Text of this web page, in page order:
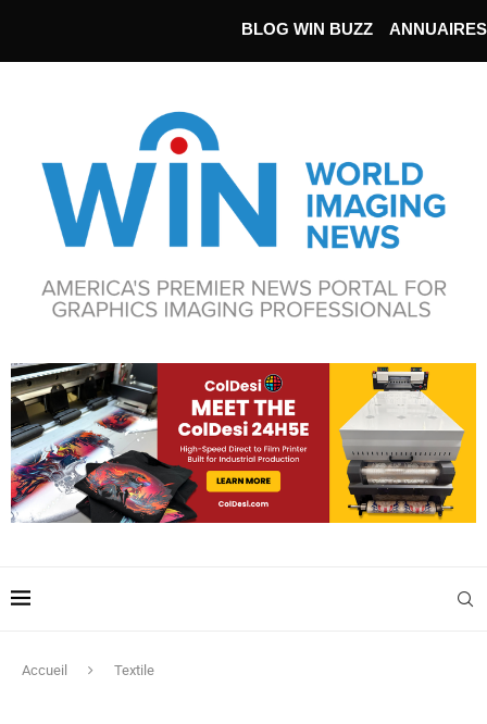
BLOG WIN BUZZ ANNUAIRES
Accueil Textile